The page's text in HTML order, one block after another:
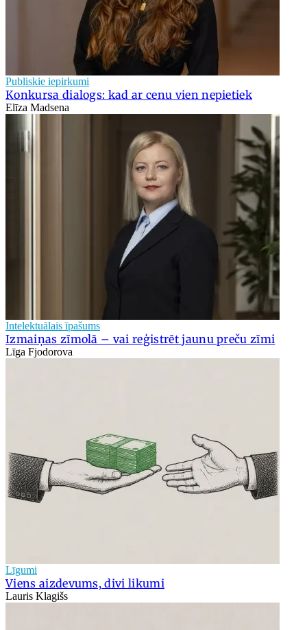
Publiskie iepirkumi
Konkursa dialogs: kad ar cenu vien nepietiek
Elīza Madsena
Intelektuālais īpašums
Izmaiņas zīmolā – vai reģistrēt jaunu preču zīmi
Līga Fjodorova
Līgumi
Viens aizdevums, divi likumi
Lauris Klagišs